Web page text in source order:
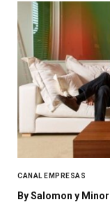
CANAL EMPRESAS
By Salomon y